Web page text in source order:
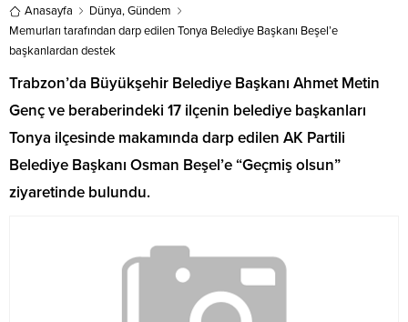
Anasayfa Dünya,Gündem
Memurları tarafından darp edilen Tonya Belediye Başkanı Beşel’e
başkanlardan destek
Trabzon’da Büyükşehir Belediye Başkanı Ahmet Metin
Genç ve beraberindeki 17 ilçenin belediye başkanları
Tonya ilçesinde makamında darp edilen AK Partili
Belediye Başkanı Osman Beşel’e “Geçmiş olsun”
ziyaretinde bulundu.